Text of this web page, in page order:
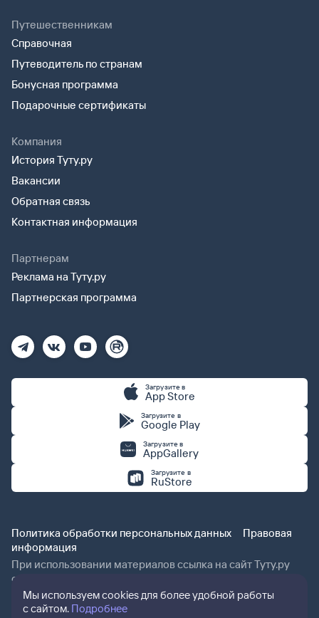
Путешественникам
Справочная
Путеводитель по странам
Бонусная программа
Подарочные сертификаты
Компания
История Туту.ру
Вакансии
Обратная связь
Контактная информация
Партнерам
Реклама на Туту.ру
Партнерская программа
Загрузите в
App Store
Загрузите в
Google Play
Загрузите в
AppGallery
Загрузите в
RuStore
Политика обработки персональных данных
Правовая
информация
При использовании материалов ссылка на сайт Туту.ру
обязательна.
Мы используем cookies для более удобной работы
с сайтом. Подробнее